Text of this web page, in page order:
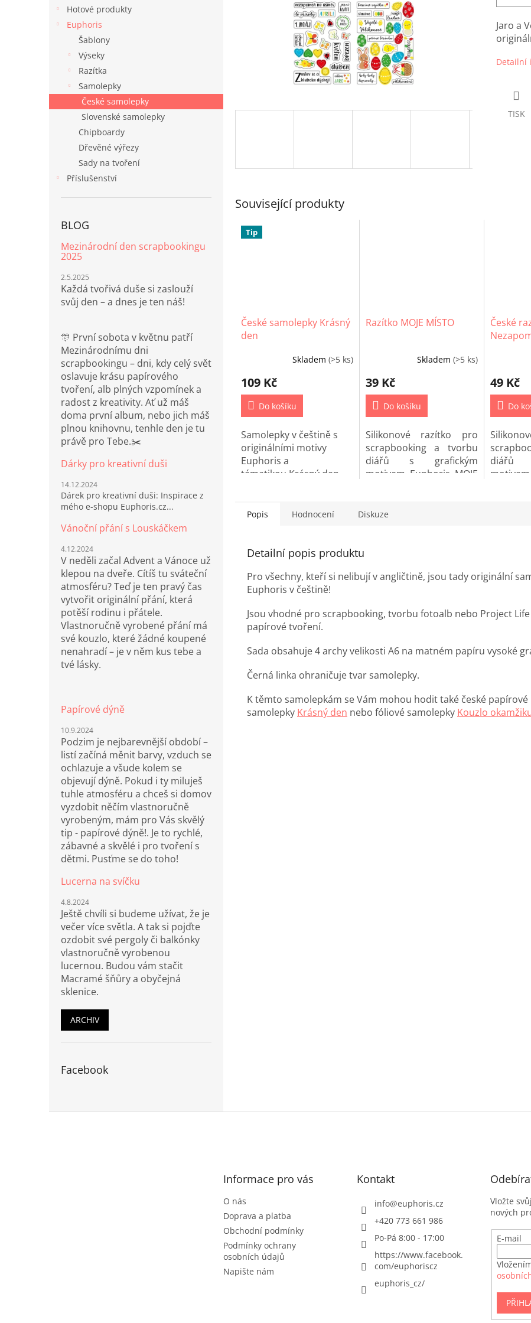
Hotové produkty
Euphoris
Šablony
Výseky
Razítka
Samolepky
České samolepky
Slovenské samolepky
Chipboardy
Dřevěné výřezy
Sady na tvoření
Příslušenství
BLOG
Mezinárodní den scrapbookingu
2025
2.5.2025
Každá tvořivá duše si zaslouží
svůj den – a dnes je ten náš!
🎊 První sobota v květnu patří
Mezinárodnímu dni
scrapbookingu – dni, kdy celý svět
oslavuje krásu papírového
tvoření, alb plných vzpomínek a
radost z kreativity. Ať už máš
doma první album, nebo jich máš
plnou knihovnu, tenhle den je tu
právě pro Tebe.✂️
Dárky pro kreativní duši
14.12.2024
Dárek pro kreativní duši: Inspirace z
mého e-shopu Euphoris.cz...
Vánoční přání s Louskáčkem
4.12.2024
V neděli začal Advent a Vánoce už
klepou na dveře. Cítíš tu sváteční
atmosféru? Teď je ten pravý čas
vytvořit originální přání, která
potěší rodinu i přátele.
Vlastnoručně vyrobené přání má
své kouzlo, které žádné koupené
nenahradí – je v něm kus tebe a
tvé lásky.
Papírové dýně
10.9.2024
Podzim je nejbarevnější období –
listí začíná měnit barvy, vzduch se
ochlazuje a všude kolem se
objevují dýně. Pokud i ty miluješ
tuhle atmosféru a chceš si domov
vyzdobit něčím vlastnoručně
vyrobeným, mám pro Vás skvělý
tip - papírové dýně!. Je to rychlé,
zábavné a skvělé i pro tvoření s
dětmi. Pusťme se do toho!
Lucerna na svíčku
4.8.2024
Ještě chvíli si budeme užívat, že je
večer více světla. A tak si pojďte
ozdobit své pergoly či balkónky
vlastnoručně vyrobenou
lucernou. Budou vám stačit
Macramé šňůry a obyčejná
sklenice.
ARCHIV
Facebook
Jaro a
Detailní
TISK
Související produkty
Tip
České samolepky Krásný
den
produktu
je
z
hvězdiček.
Skladem (>5 ks)
109 Kč
Do košíku
Samolepky v češtině s
originálními motivy
Euphoris a
tématikou Krásný den.
Razítko MOJE MÍSTO
Skladem (>5 ks)
39 Kč
Do košíku
Silikonové razítko pro
scrapbooking a tvorbu
diářů s grafickým
motivem Euphoris MOJE
České
49 Kč
Do
diářů
Popis Hodnocení Diskuze
Detailní popis produktu
Pro všechny, kteří si nelibují v angličtině, jsou tady originální
Euphoris v češtině!
Jsou vhodné pro scrapbooking, tvorbu fotoalb nebo Project
papírové tvoření.
Sada obsahuje 4 archy velikosti A6 na matném papíru vysoké
Černá linka ohraničuje tvar samolepky.
K těmto samolepkám se Vám mohou hodit také české papírové
samolepky Krásný den nebo fóliové samolepky Kouzlo
Informace pro vás
O nás
Doprava a platba
Obchodní podmínky
Podmínky ochrany
osobních údajů
Napište nám
Kontakt
info@euphoris.cz
+420 773 661 986
Po-Pá 8:00 - 17:00
https://www.facebook.
com/euphoriscz
euphoris_cz/
Vložte
nových
E-mail